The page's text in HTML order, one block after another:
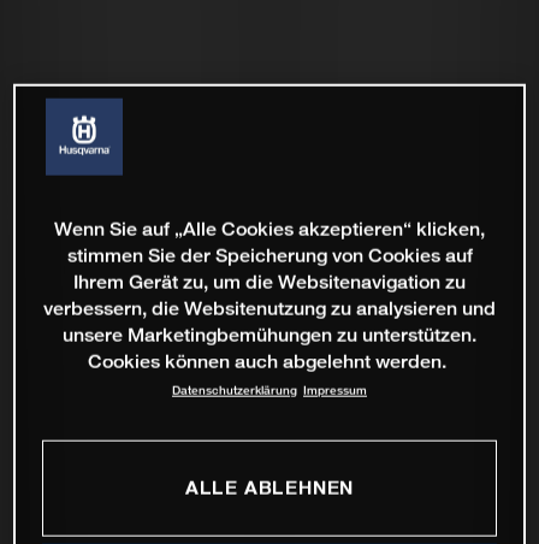
Wenn Sie auf „Alle Cookies akzeptieren“ klicken,
stimmen Sie der Speicherung von Cookies auf
Ihrem Gerät zu, um die Websitenavigation zu
verbessern, die Websitenutzung zu analysieren und
unsere Marketingbemühungen zu unterstützen.
Cookies können auch abgelehnt werden.
Datenschutzerklärung Impressum
ALLE ABLEHNEN